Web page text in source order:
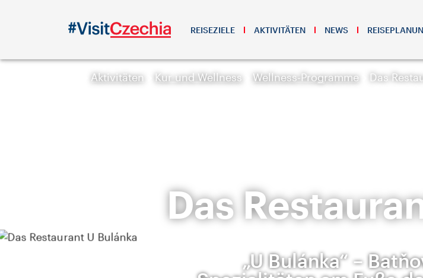
REISEZIELE AKTIVITÄTEN NEWS
Aktivitäten Kur und Wellness Wellness-Programme Das
Das
„U Bulánka“ –